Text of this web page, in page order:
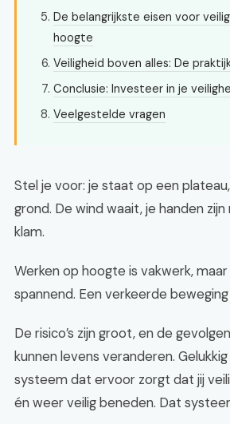
De belangrijkste eisen voor
hoogte
Veiligheid boven alles: De
Conclusie: Investeer in je
Veelgestelde vragen
Stel je voor: je staat op een
grond. De wind waait, je handen
klam.
Werken op hoogte is vakwerk,
spannend. Een verkeerde
De risico’s zijn groot, en de
kunnen levens veranderen.
systeem dat ervoor zorgt dat jij
én weer veilig beneden. Dat